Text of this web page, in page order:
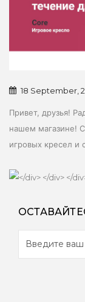
18 September,
Привет, друзья!
нашем магазине!
игровых кресел и